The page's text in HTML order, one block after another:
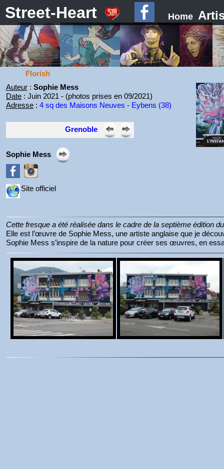
Street-Heart Home
Florish
Auteur: Sophie Mess
Date: Juin 2021 - (photos prises en 09/2021)
Adresse: 4 sq des Maisons Neuves - Eybens (38)
Grenoble
Sophie Mess
Site officiel
Cette fresque a été réalisée dans le cadre de la septième édition
Elle est l’œuvre de Sophie Mess, une artiste anglaise que je
Sophie Mess s’inspire de la nature pour créer ses œuvres, en